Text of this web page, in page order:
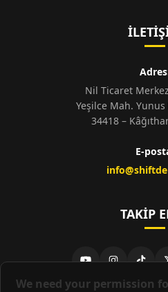
Nil Ticaret
Yeşilce Mah.
34418 –
E-
TAKIP